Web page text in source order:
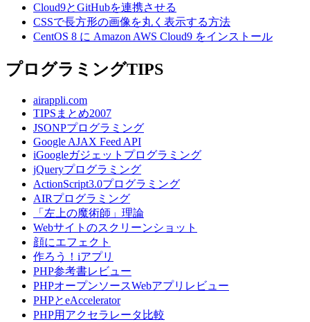
Cloud9とGitHubを連携させる
CSSで長方形の画像を丸く表示する方法
CentOS 8 に Amazon AWS Cloud9 をインストール
プログラミングTIPS
airappli.com
TIPSまとめ2007
JSONPプログラミング
Google AJAX Feed API
iGoogleガジェットプログラミング
jQueryプログラミング
ActionScript3.0プログラミング
AIRプログラミング
「左上の魔術師」理論
Webサイトのスクリーンショット
顔にエフェクト
作ろう！iアプリ
PHP参考書レビュー
PHPオープンソースWebアプリレビュー
PHPとeAccelerator
PHP用アクセラレータ比較